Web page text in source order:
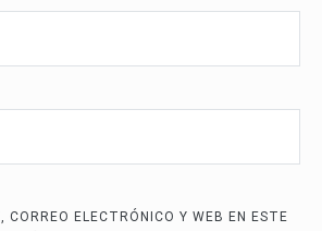
CORREO ELECTRÓNICO Y WEB EN ESTE